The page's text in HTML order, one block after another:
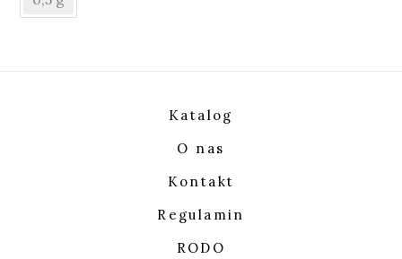
Katalog
O nas
Kontakt
Regulamin
RODO